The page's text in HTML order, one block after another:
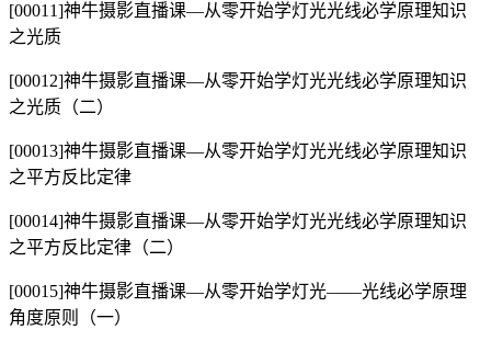
[00011]神牛摄影直播课—从零开始学灯光光线必学原理知识
之光质
[00012]神牛摄影直播课—从零开始学灯光光线必学原理知识
之光质（二）
[00013]神牛摄影直播课—从零开始学灯光光线必学原理知识
之平方反比定律
[00014]神牛摄影直播课—从零开始学灯光光线必学原理知识
之平方反比定律（二）
[00015]神牛摄影直播课—从零开始学灯光——光线必学原理
角度原则（一）